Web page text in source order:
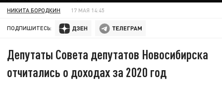
НИКИТА БОРОДКИН 17 МАЯ 14:45
ПОДПИШИТЕСЬ:
Депутаты Совета депутатов Новосибирска
отчитались о доходах за 2020 год